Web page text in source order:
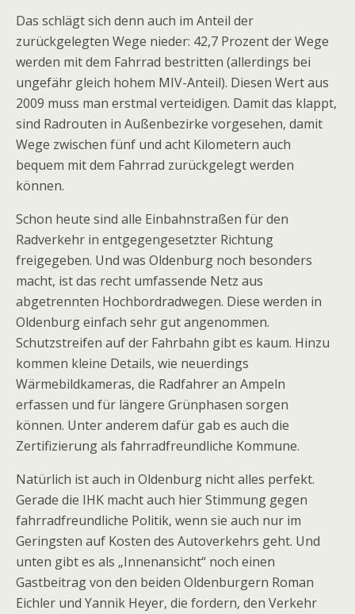
Das schlägt sich denn auch im Anteil der
zurückgelegten Wege nieder: 42,7 Prozent der Wege
werden mit dem Fahrrad bestritten (allerdings bei
ungefähr gleich hohem MIV-Anteil). Diesen Wert aus
2009 muss man erstmal verteidigen. Damit das klappt,
sind Radrouten in Außenbezirke vorgesehen, damit
Wege zwischen fünf und acht Kilometern auch
bequem mit dem Fahrrad zurückgelegt werden
können.
Schon heute sind alle Einbahnstraßen für den
Radverkehr in entgegengesetzter Richtung
freigegeben. Und was Oldenburg noch besonders
macht, ist das recht umfassende Netz aus
abgetrennten Hochbordradwegen. Diese werden in
Oldenburg einfach sehr gut angenommen.
Schutzstreifen auf der Fahrbahn gibt es kaum. Hinzu
kommen kleine Details, wie neuerdings
Wärmebildkameras, die Radfahrer an Ampeln
erfassen und für längere Grünphasen sorgen
können. Unter anderem dafür gab es auch die
Zertifizierung als fahrradfreundliche Kommune.
Natürlich ist auch in Oldenburg nicht alles perfekt.
Gerade die IHK macht auch hier Stimmung gegen
fahrradfreundliche Politik, wenn sie auch nur im
Geringsten auf Kosten des Autoverkehrs geht. Und
unten gibt es als „Innenansicht“ noch einen
Gastbeitrag von den beiden Oldenburgern Roman
Eichler und Yannik Heyer, die fordern, den Verkehr